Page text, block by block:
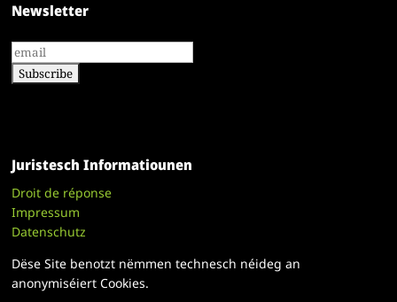
Newsletter
Juristesch Informatiounen
Droit de réponse
Impressum
Datenschutz
Dëse Site benotzt nëmmen technesch néideg an
anonymiséiert Cookies.